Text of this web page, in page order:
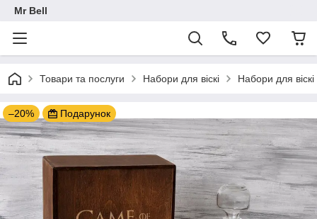
Mr Bell
Товари та послуги Набори для віскі Набори для
–20% Подарунок